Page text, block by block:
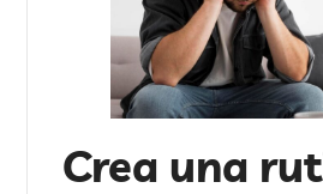
Crea una